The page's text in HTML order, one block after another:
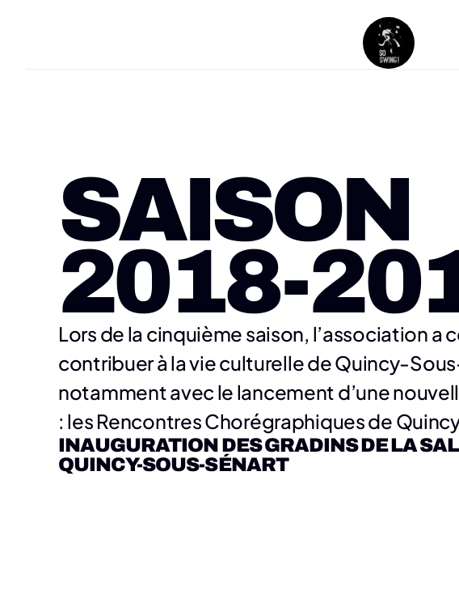
SAISON
2018-
Lors de la cinquième saison, l’association a
contribuer à la vie culturelle de Quincy-
notamment avec le lancement d’une
: les Rencontres Chorégraphiques de
INAUGURATION DES GRADINS DE LA
QUINCY-SOUS-SÉNART